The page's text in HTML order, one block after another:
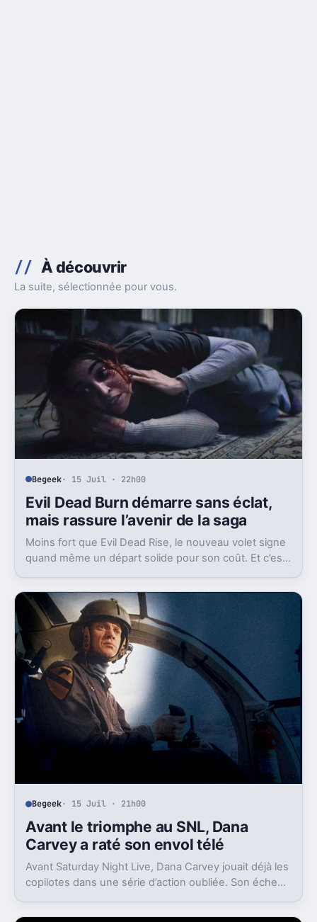
À découvrir
La suite, sélectionnée pour vous.
Begeek· 15 Juil · 22h00
Evil Dead Burn démarre sans éclat,
mais rassure l’avenir de la saga
Moins fort que Evil Dead Rise, le nouveau volet signe
quand même un départ solide pour son coût. Et c’est
Begeek· 15 Juil · 21h00
Avant le triomphe au SNL, Dana
Carvey a raté son envol télé
Avant Saturday Night Live, Dana Carvey jouait déjà les
copilotes dans une série d’action oubliée. Son échec